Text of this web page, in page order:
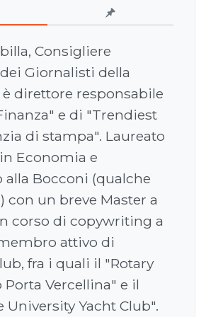
Consigliere
Giornalisti della
direttore responsabile
e di "Trendiest
di stampa". Laureato
Economia e
Bocconi (qualche
con un breve Master a
corso di copywriting a
attivo di
fra i quali il "Rotary
Vercellina" e il
University Yacht Club".